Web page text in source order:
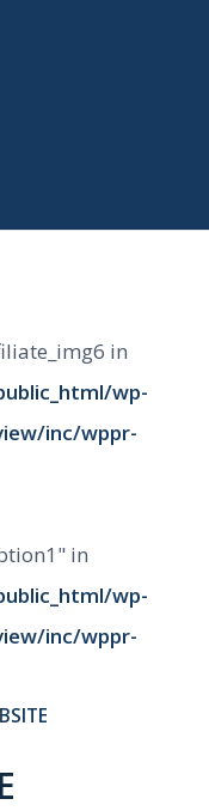
in
wp-
inc/wppr-
in
wp-
inc/wppr-